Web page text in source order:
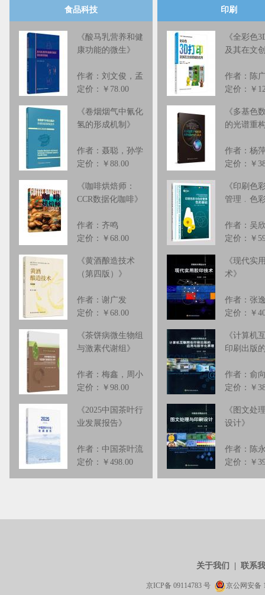
质特征、制茶技艺与文化内涵，以
及“茶舞共生”背景下的产业发展与
乡村振兴实践。通过对泰顺茶
文……
式茶饮产业的崛起历程。
章，从台湾珍珠奶茶的启
起，系统梳理新式茶饮从
摊……
食品科技
《酸马乳营养和健
康功能的微生》
作者：刘文俊，孟
定价：￥78.00
《卷烟烟气中氰化
氢的形成机制 》
作者：聂聪，孙学
定价：￥88.00
《咖啡烘焙师：
CCR数据化咖啡》
作者：齐鸣
定价：￥68.00
《黄酒酿造技术
（第四版） 》
作者：谢广发
定价：￥68.00
《茶饼病微生物组
与激素代谢组 》
作者：梅鑫，周小
定价：￥98.00
《2025中国茶叶行
业发展报告》
作者：中国茶叶流
定价：￥498.00
印刷
《全彩色
及其在文
作者：陈
定价：￥
《多基色
的光谱重
作者：杨
定价：￥
《印刷色
管理﹒色
作者：吴
定价：￥
《现代实
术》
作者：张
定价：￥
《计算机
印刷出版
作者：俞
定价：￥
《 图文处
设计》
作者：陈
定价：￥
关于我们 联系
京ICP备 09114783 号 京公网安备